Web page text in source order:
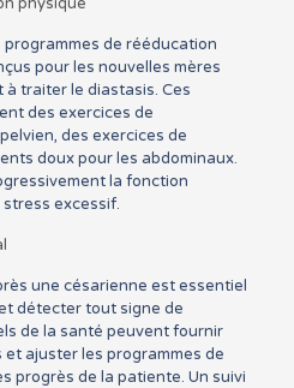
de rééducation
pour les nouvelles mères
traiter le diastasis. Ces
des exercices de
des exercices de
doux pour les abdominaux.
la fonction
excessif.
une césarienne est essentiel
détecter tout signe de
de la santé peuvent fournir
ajuster les programmes de
progrès de la patiente. Un suivi